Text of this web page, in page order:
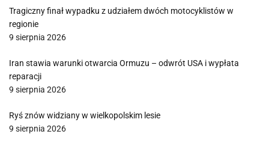
Tragiczny finał wypadku z udziałem dwóch motocyklistów w
regionie
9 sierpnia 2026
Iran stawia warunki otwarcia Ormuzu – odwrót USA i wypłata
reparacji
9 sierpnia 2026
Ryś znów widziany w wielkopolskim lesie
9 sierpnia 2026